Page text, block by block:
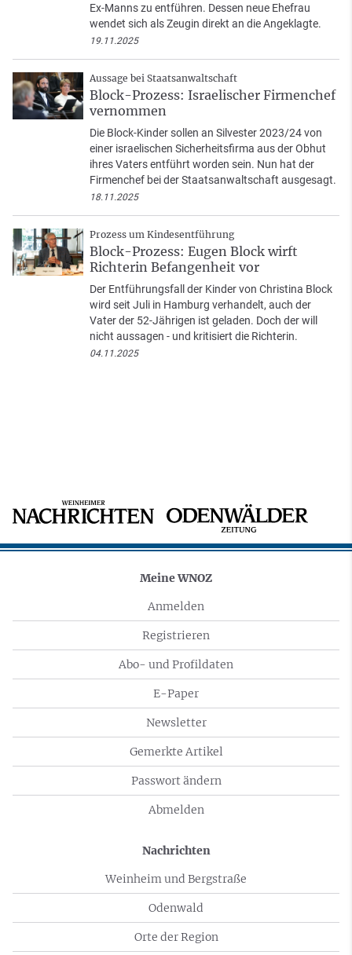
Ex-Manns zu entführen. Dessen neue Ehefrau
wendet sich als Zeugin direkt an die Angeklagte.
19.11.2025
Aussage bei Staatsanwaltschaft
Block-Prozess: Israelischer Firmenchef
vernommen
Die Block-Kinder sollen an Silvester 2023/24 von
einer israelischen Sicherheitsfirma aus der Obhut
ihres Vaters entführt worden sein. Nun hat der
Firmenchef bei der Staatsanwaltschaft ausgesagt.
18.11.2025
Prozess um Kindesentführung
Block-Prozess: Eugen Block wirft
Richterin Befangenheit vor
Der Entführungsfall der Kinder von Christina Block
wird seit Juli in Hamburg verhandelt, auch der
Vater der 52-Jährigen ist geladen. Doch der will
nicht aussagen - und kritisiert die Richterin.
04.11.2025
Meine WNOZ
Anmelden
Registrieren
Abo- und Profildaten
E-Paper
Newsletter
Gemerkte Artikel
Passwort ändern
Abmelden
Nachrichten
Weinheim und Bergstraße
Odenwald
Orte der Region